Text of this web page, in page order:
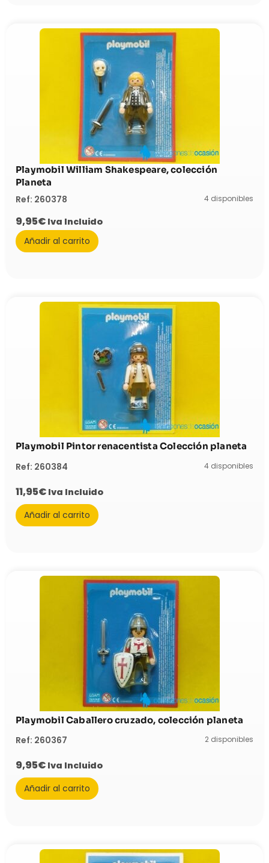
Playmobil William Shakespeare, colección
Planeta
Ref: 260378 4 disponibles
9,95€ Iva Incluido
Añadir al carrito
Playmobil Pintor renacentista Colección planeta
Ref: 260384 4 disponibles
11,95€ Iva Incluido
Añadir al carrito
Playmobil Caballero cruzado, colección planeta
Ref: 260367 2 disponibles
9,95€ Iva Incluido
Añadir al carrito